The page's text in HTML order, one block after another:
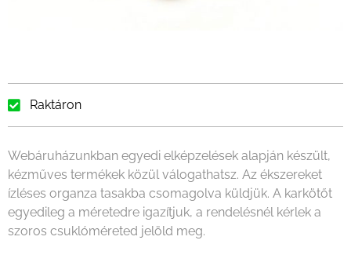
Raktáron
Webáruházunkban egyedi elképzelések alapján készült,
kézműves termékek közül válogathatsz. Az ékszereket
ízléses organza tasakba csomagolva küldjük. A karkötőt
egyedileg a méretedre igazítjuk, a rendelésnél kérlek a
szoros csuklóméreted jelöld meg.